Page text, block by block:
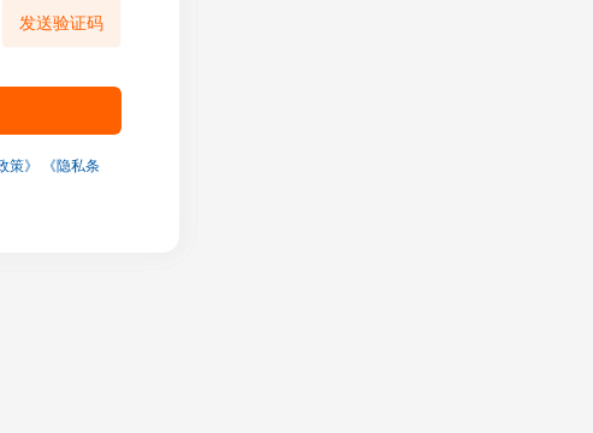
发送验证码
策》
《隐私条